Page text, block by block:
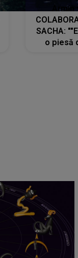
SACHA:
o piesă